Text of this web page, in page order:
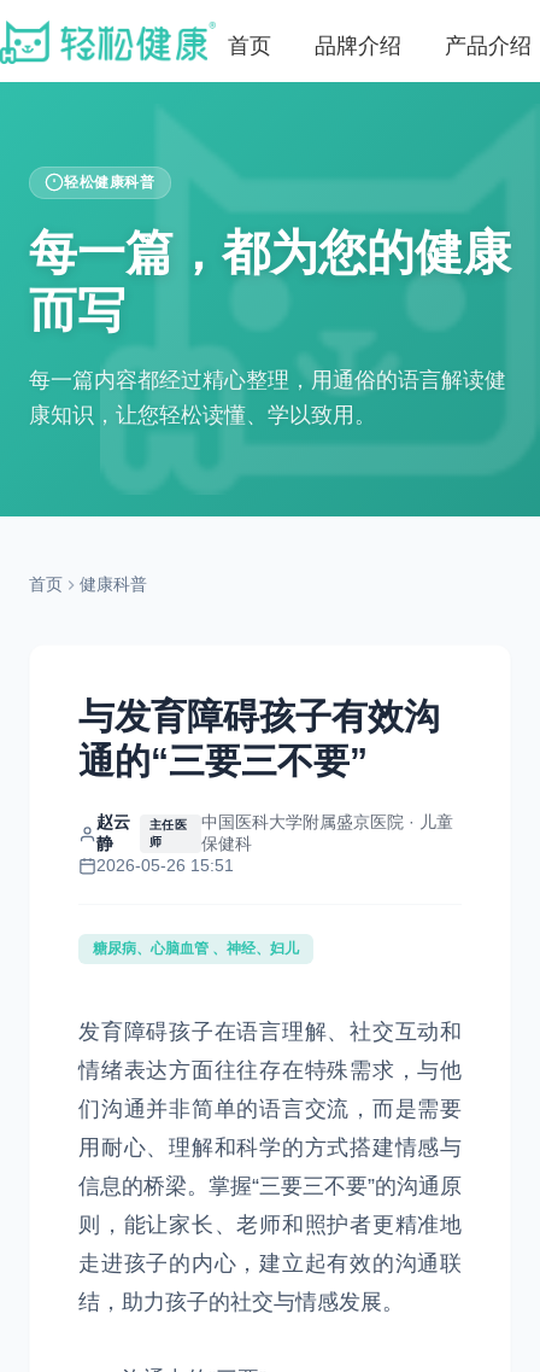
首页 品牌介绍 产品介绍
轻松健康科普
每一篇，都为您的健康
而写
每一篇内容都经过精心整理，用通俗的语言解读健
康知识，让您轻松读懂、学以致用。
首页 健康科普
与发育障碍孩子有效沟
通的“三要三不要”
赵云
静
主任医
师
中国医科大学附属盛京医院 · 儿童
保健科
2026-05-26 15:51
糖尿病、心脑血管 、神经、妇儿
发育障碍孩子在语言理解、社交互动和
情绪表达方面往往存在特殊需求，与他
们沟通并非简单的语言交流，而是需要
用耐心、理解和科学的方式搭建情感与
信息的桥梁。掌握“三要三不要”的沟通原
则，能让家长、老师和照护者更精准地
走进孩子的内心，建立起有效的沟通联
结，助力孩子的社交与情感发展。